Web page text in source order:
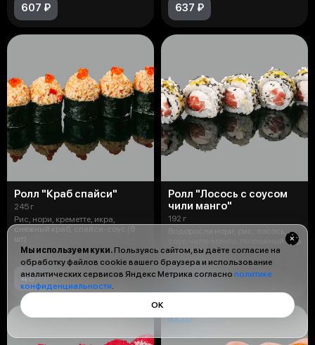
607 ₽ 637 ₽
Ролл "Краб спайси"
245 г
Рис, нори, креметте, икра,
снежный краб, спайси-соус (8
шт)
487 ₽
Ролл "Лосось с соусом
чили манго"
192 г
Водоросли нори, рис, лосось,
соус чили-манго, творожный сыр
(8 шт)
607 ₽
ТОП
Мы используем куки.Пользуясь сайтом, вы даёте согласие на
обработку файлов cookie вашего браузера и использование
аналитических сервисов Яндекс Метрика согласно политике
конфиденциальности.
ОК